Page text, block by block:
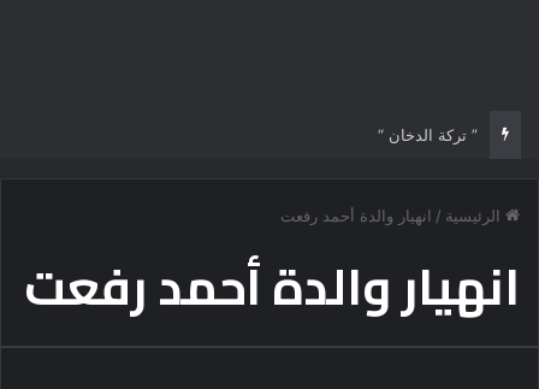
” تركة الدخان “
الرئيسية / انهيار والدة أحمد رفعت
انهيار والدة أحمد رفعت